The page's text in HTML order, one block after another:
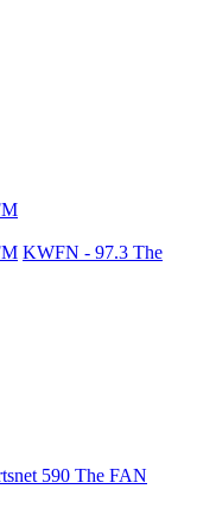
KWFN - 97.3 The
590 The FAN